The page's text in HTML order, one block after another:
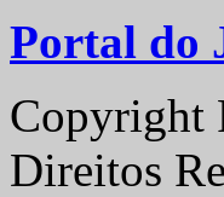
Portal do
Copyright
Direitos